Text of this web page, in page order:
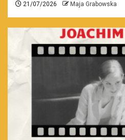
21/07/2026 Maja Grabowska